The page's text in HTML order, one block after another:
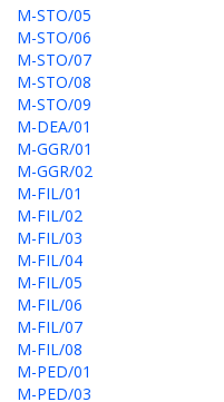
M-STO/05
M-STO/06
M-STO/07
M-STO/08
M-STO/09
M-DEA/01
M-GGR/01
M-GGR/02
M-FIL/01
M-FIL/02
M-FIL/03
M-FIL/04
M-FIL/05
M-FIL/06
M-FIL/07
M-FIL/08
M-PED/01
M-PED/03